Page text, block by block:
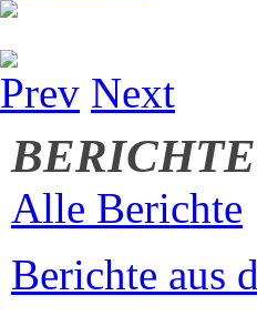
Prev Next
Alle Berichte
Berichte aus